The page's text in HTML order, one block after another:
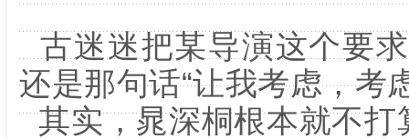
古迷迷把某导演这个要
还是那句话“让我考虑，考
其实，晁深桐根本就不打